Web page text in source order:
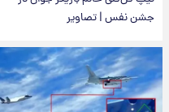
جشن نفس | تصاویر